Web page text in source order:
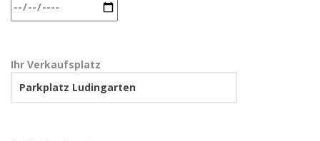
Ihr Verkaufsplatz